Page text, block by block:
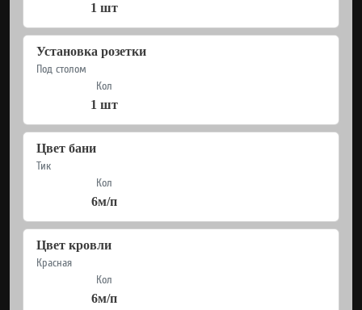
1 шт
Установка розетки
Под столом
Кол
1 шт
Цвет бани
Тик
Кол
6м/п
Цвет кровли
Красная
Кол
6м/п